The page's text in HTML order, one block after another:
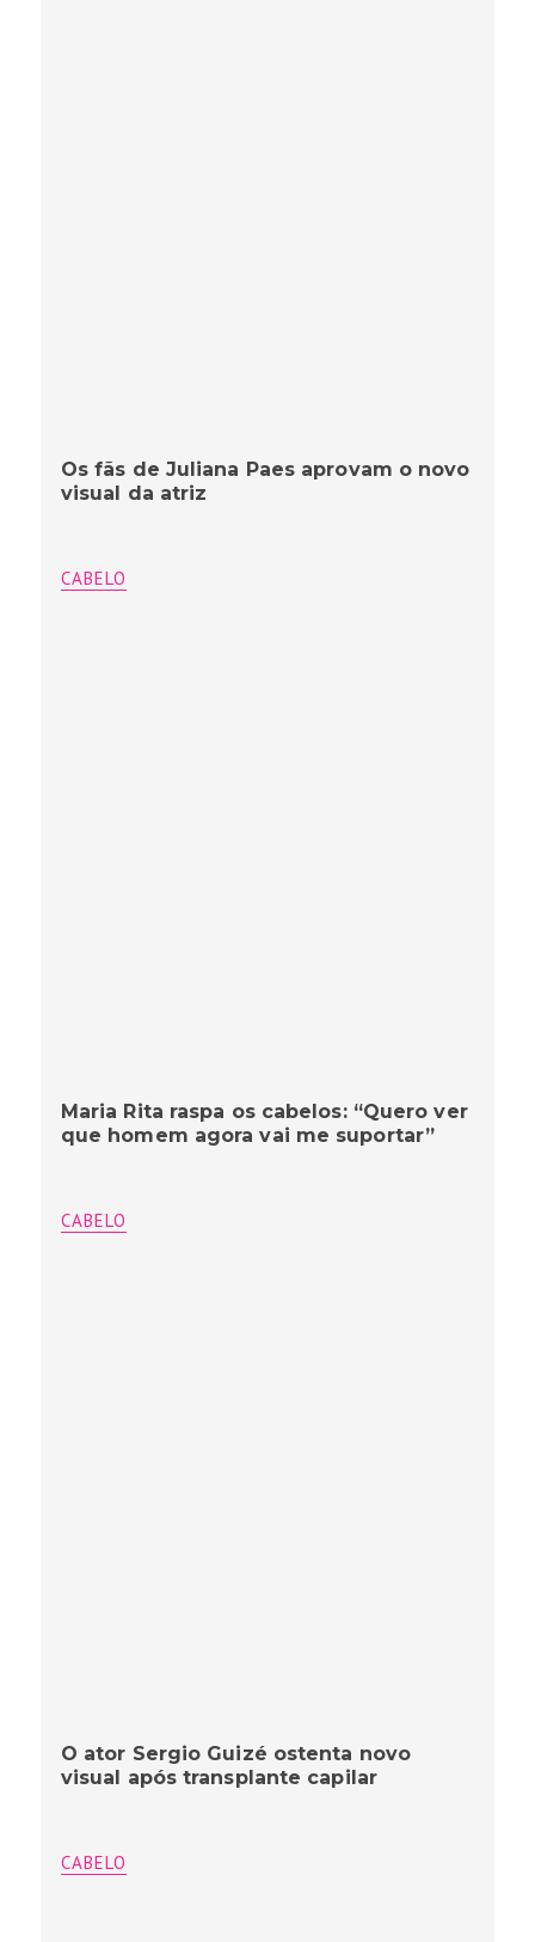
Os fãs de Juliana Paes aprovam o novo
visual da atriz
CABELO
Maria Rita raspa os cabelos: “Quero ver
que homem agora vai me suportar”
CABELO
O ator Sergio Guizé ostenta novo
visual após transplante capilar
CABELO